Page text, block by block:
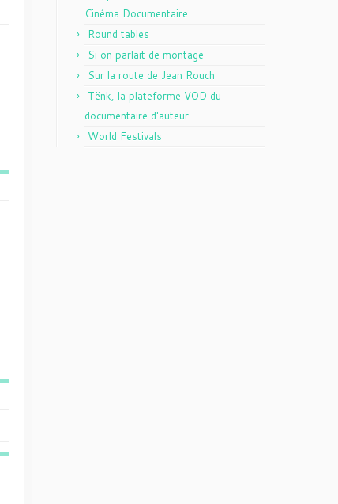
Cinéma Documentaire
Round tables
Si on parlait de montage
Sur la route de Jean Rouch
Tënk, la plateforme VOD du
documentaire d'auteur
World Festivals